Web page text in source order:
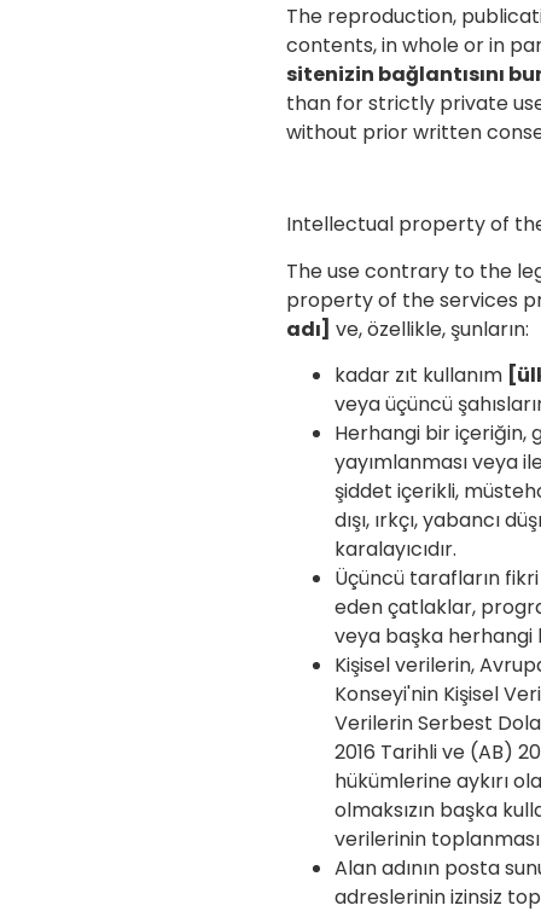
The reproduction,
contents, in whole or in
sitenizin bağlantısını
than for strictly private
without prior written
Intellectual property of
The use contrary to the
property of the services
adı] ve, özellikle, şunların:
kadar zıt kullanım
veya üçüncü
Herhangi bir içeriğin,
yayımlanması veya
şiddet içerikli,
dışı, ırkçı, yabancı
karalayıcıdır.
Üçüncü tarafların
eden çatlaklar,
veya başka herhangi
Kişisel verilerin,
Konseyi'nin Kişisel
Verilerin Serbest
2016 Tarihli ve (AB)
hükümlerine aykırı
olmaksızın başka
verilerinin
Alan adının posta
adreslerinin izinsiz